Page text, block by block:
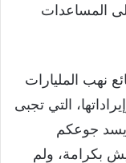
المساعدات
نهب المليارات
التي تجبى
جوعكم
بكرامة، ولم